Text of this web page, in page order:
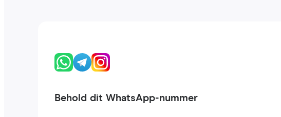
Behold dit WhatsApp-nummer